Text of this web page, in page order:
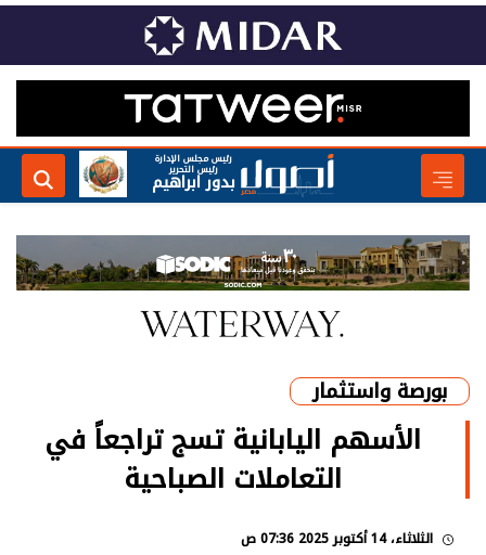
رئيس مجلس الإدارة
رئيس التحرير
بدور ابراهيم
بورصة واستثمار
الأسهم اليابانية تسج تراجعاً في
التعاملات الصباحية
الثلاثاء، 14 أكتوبر 2025 07:36 ص